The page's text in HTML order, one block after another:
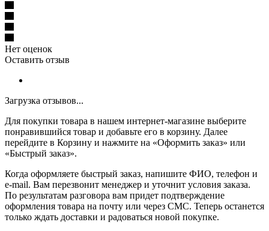
Нет оценок
Оставить отзыв
Загрузка отзывов...
Для покупки товара в нашем интернет-магазине выберите
понравившийся товар и добавьте его в корзину. Далее
перейдите в Корзину и нажмите на «Оформить заказ» или
«Быстрый заказ».
Когда оформляете быстрый заказ, напишите ФИО, телефон и
e-mail. Вам перезвонит менеджер и уточнит условия заказа.
По результатам разговора вам придет подтверждение
оформления товара на почту или через СМС. Теперь останется
только ждать доставки и радоваться новой покупке.